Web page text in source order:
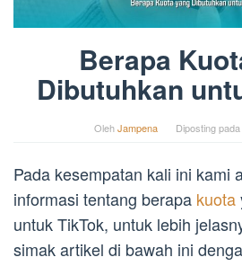
Berapa
Dibutuhkan
OlehJampena Diposting pada
Pada kesempatan kali ini kami
informasi tentang berapa kuota
untuk TikTok, untuk lebih
simak artikel di bawah ini